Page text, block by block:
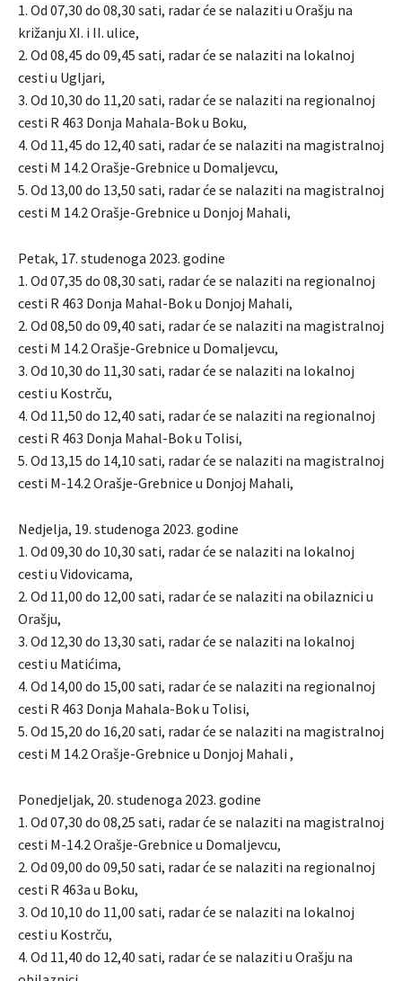
1. Od 07,30 do 08,30 sati, radar će se nalaziti u Orašju na
križanju XI. i II. ulice,
2. Od 08,45 do 09,45 sati, radar će se nalaziti na lokalnoj
cesti u Ugljari,
3. Od 10,30 do 11,20 sati, radar će se nalaziti na regionalnoj
cesti R 463 Donja Mahala-Bok u Boku,
4. Od 11,45 do 12,40 sati, radar će se nalaziti na magistralnoj
cesti M 14.2 Orašje-Grebnice u Domaljevcu,
5. Od 13,00 do 13,50 sati, radar će se nalaziti na magistralnoj
cesti M 14.2 Orašje-Grebnice u Donjoj Mahali,
Petak, 17. studenoga 2023. godine
1. Od 07,35 do 08,30 sati, radar će se nalaziti na regionalnoj
cesti R 463 Donja Mahal-Bok u Donjoj Mahali,
2. Od 08,50 do 09,40 sati, radar će se nalaziti na magistralnoj
cesti M 14.2 Orašje-Grebnice u Domaljevcu,
3. Od 10,30 do 11,30 sati, radar će se nalaziti na lokalnoj
cesti u Kostrču,
4. Od 11,50 do 12,40 sati, radar će se nalaziti na regionalnoj
cesti R 463 Donja Mahal-Bok u Tolisi,
5. Od 13,15 do 14,10 sati, radar će se nalaziti na magistralnoj
cesti M-14.2 Orašje-Grebnice u Donjoj Mahali,
Nedjelja, 19. studenoga 2023. godine
1. Od 09,30 do 10,30 sati, radar će se nalaziti na lokalnoj
cesti u Vidovicama,
2. Od 11,00 do 12,00 sati, radar će se nalaziti na obilaznici u
Orašju,
3. Od 12,30 do 13,30 sati, radar će se nalaziti na lokalnoj
cesti u Matićima,
4. Od 14,00 do 15,00 sati, radar će se nalaziti na regionalnoj
cesti R 463 Donja Mahala-Bok u Tolisi,
5. Od 15,20 do 16,20 sati, radar će se nalaziti na magistralnoj
cesti M 14.2 Orašje-Grebnice u Donjoj Mahali ,
Ponedjeljak, 20. studenoga 2023. godine
1. Od 07,30 do 08,25 sati, radar će se nalaziti na magistralnoj
cesti M-14.2 Orašje-Grebnice u Domaljevcu,
2. Od 09,00 do 09,50 sati, radar će se nalaziti na regionalnoj
cesti R 463a u Boku,
3. Od 10,10 do 11,00 sati, radar će se nalaziti na lokalnoj
cesti u Kostrču,
4. Od 11,40 do 12,40 sati, radar će se nalaziti u Orašju na